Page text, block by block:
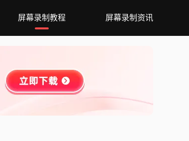
屏幕录制教程 屏幕录制资讯